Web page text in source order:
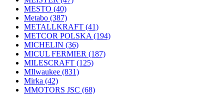
MESTO (40)
Metabo (387)
METALLKRAFT (41)
METCOR POLSKA (194)
MICHELIN (36)
MICUL FERMIER (187)
MILESCRAFT (125)
MIlwaukee (831)
Mirka (42)
MMOTORS JSC (68)